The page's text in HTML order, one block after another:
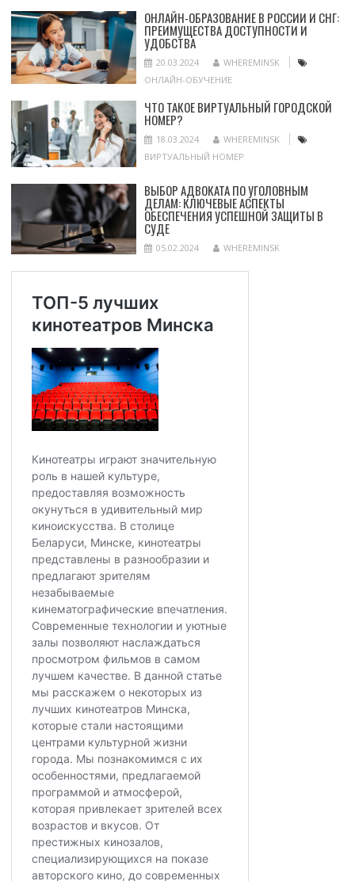
ОНЛАЙН-ОБРАЗОВАНИЕ В РОССИИ И СНГ:
ПРЕИМУЩЕСТВА ДОСТУПНОСТИ И
УДОБСТВА
20.03.2024
WHEREMINSK
ОНЛАЙН-ОБУЧЕНИЕ
ЧТО ТАКОЕ ВИРТУАЛЬНЫЙ ГОРОДСКОЙ
НОМЕР?
18.03.2024
WHEREMINSK
ВИРТУАЛЬНЫЙ НОМЕР
ВЫБОР АДВОКАТА ПО УГОЛОВНЫМ
ДЕЛАМ: КЛЮЧЕВЫЕ АСПЕКТЫ
ОБЕСПЕЧЕНИЯ УСПЕШНОЙ ЗАЩИТЫ В
СУДЕ
05.02.2024 WHEREMINSK